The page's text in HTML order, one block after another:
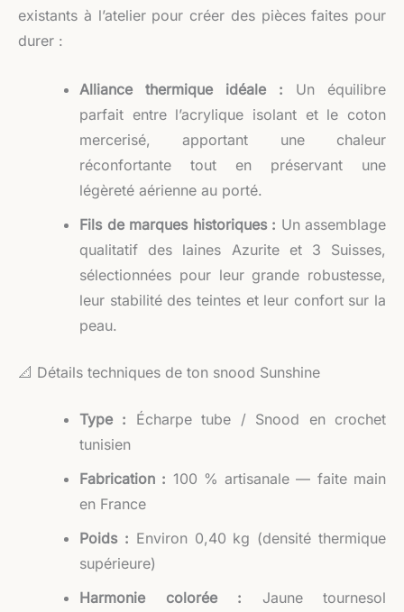
existants à l’atelier pour créer des pièces faites pour
durer :
Alliance thermique idéale : Un équilibre
parfait entre l’acrylique isolant et le coton
mercerisé, apportant une chaleur
réconfortante tout en préservant une
légèreté aérienne au porté.
Fils de marques historiques : Un assemblage
qualitatif des laines Azurite et 3 Suisses,
sélectionnées pour leur grande robustesse,
leur stabilité des teintes et leur confort sur la
peau.
📐 Détails techniques de ton snood Sunshine
Type : Écharpe tube / Snood en crochet
tunisien
Fabrication : 100 % artisanale — faite main
en France
Poids : Environ 0,40 kg (densité thermique
supérieure)
Harmonie colorée : Jaune tournesol